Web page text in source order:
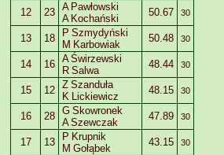
12 23 A Pawłowski
A Kochański
50.67 30
13 18
P Szmydyński
M Karbowiak
50.48 30
14 16 A Świrzewski
R Salwa
48.44 30
15 12 Z Szanduła
K Lickiewicz
48.15 30
16 28 G Skowronek
A Szewczak
47.89 30
17 13
P Krupnik
M Gołąbek
43.15 30